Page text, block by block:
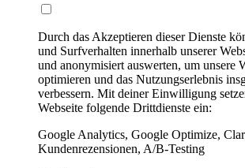
Durch das Akzeptieren dieser Dienste
und Surfverhalten innerhalb unserer
und anonymisiert auswerten, um unsere
optimieren und das Nutzungserlebnis
verbessern. Mit deiner Einwilligung
Webseite folgende Drittdienste ein:
Google Analytics, Google Optimize,
Kundenrezensionen, A/B-Testing